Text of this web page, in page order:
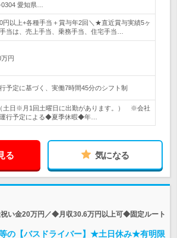
愛知県…
円以上+各種手当＋賞与年2回＼★直近賞与実績5ヶ
当は、売上手当、乗務手当、住宅手当…
円
予定に基づく、実働7時間45分のシフト制
土日※月1回土曜日に出勤があります。） ※会社
行予定による◆夏季休暇◆年…
る 気になる
い金20万円／◆月収30.6万円以上可◆固定ルート
の【バスドライバー】★土日休み★有明限